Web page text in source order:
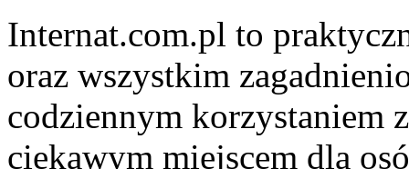
Internat.com.pl to
oraz wszystkim
codziennym korzystaniem
ciekawym miejscem dla